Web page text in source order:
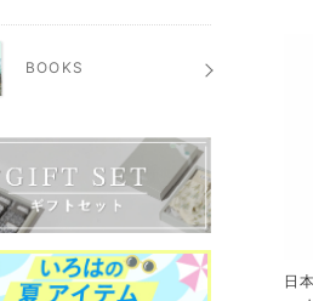
日
BOOKS